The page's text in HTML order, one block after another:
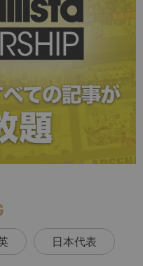
日本代表